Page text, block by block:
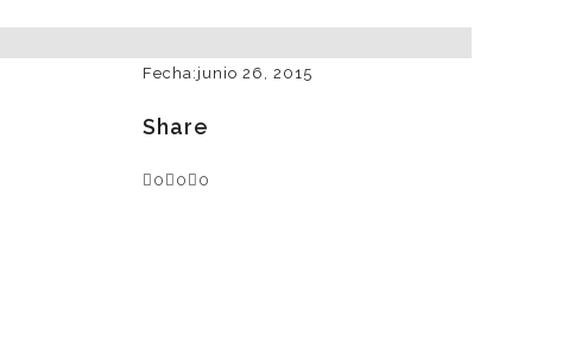
Fecha: junio 26, 2015
Share
0 0 0